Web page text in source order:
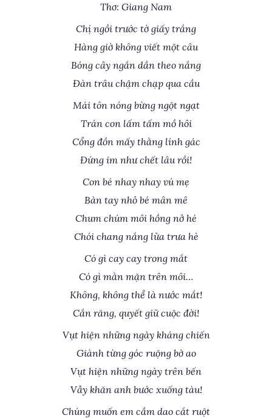
Thơ: Giang Nam
Chị ngồi trước tờ giấy trắng
Hàng giờ không viết một câu
Bóng cây ngắn dần theo nắng
Đàn trâu chậm chạp qua cầu
Mái tôn nóng bừng ngột ngạt
Trán con lấm tấm mồ hôi
Cổng đồn mấy thằng lính gác
Đứng im như chết lâu rồi!
Con bé nhay nhay vú mẹ
Bàn tay nhỏ bé mân mê
Chum chúm môi hồng nở hé
Chói chang nắng lửa trưa hè
Có gì cay cay trong mắt
Có gì mằn mặn trên môi…
Không, không thể là nước mắt!
Cắn răng, quyết giữ cuộc đời!
Vụt hiện những ngày kháng chiến
Giành từng góc ruộng bờ ao
Vụt hiện những ngày trên bến
Vẫy khăn anh bước xuống tàu!
Chúng muốn em cầm dao cắt ruột